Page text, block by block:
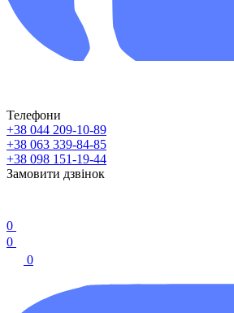
Телефони
+38 044 209-10-89
+38 063 339-84-85
+38 098 151-19-44
Замовити дзвінок
0
0
0